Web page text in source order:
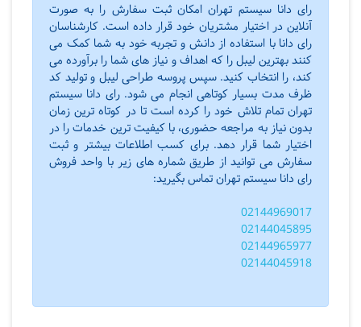
رای دانا سیستم تهران امکان ثبت سفارش را به صورت
آنلاین در اختیار مشتریان خود قرار داده است. کارشناسان
رای دانا با استفاده از دانش و تجربه خود به شما کمک می
کنند بهترین لیبل را که اهداف و نیاز های شما را برآورده می
کند، را انتخاب کنید. سپس پروسه طراحی لیبل و تولید کد
ظرف مدت بسیار کوتاهی انجام می شود. رای دانا سیستم
تهران تمام تلاش خود را کرده است تا در کوتاه ترین زمان
بدون نیاز به مراجعه حضوری، با کیفیت ترین خدمات را در
اختیار شما قرار دهد. برای کسب اطلاعات بیشتر و ثبت
سفارش می توانید از طریق شماره های زیر با واحد فروش
رای دانا سیستم تهران تماس بگیرید:
02144969017
02144045895
02144965977
02144045918